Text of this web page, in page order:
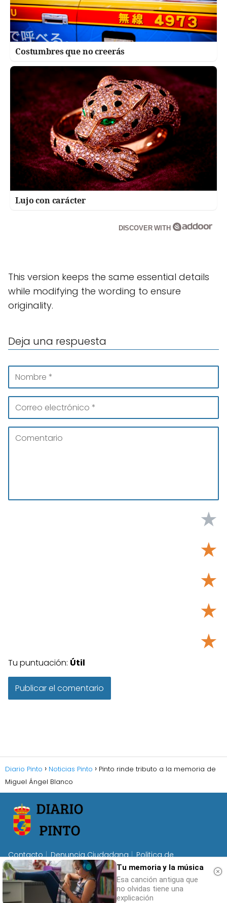
Costumbres que no creerás
Lujo con carácter
DISCOVER WITH
This version keeps the same essential details
while modifying the wording to ensure
originality.
Deja una respuesta
★
★
★
★
★
Tu puntuación: Útil
Diario Pinto Noticias Pinto
Pinto rinde tributo a la memoria de
Miguel Ángel Blanco
Contacto Denuncia Ciudadana
Politica de
Privacidad
Politica de Cookies Términos de Uso
Tu memoria y la música
Esa canción antigua que
no olvidas tiene una
explicación